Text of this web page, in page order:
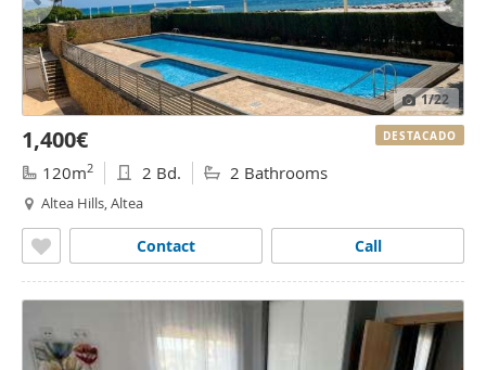
1/22
1,400€
120m2 2 Bd. 2 Bathrooms
Altea Hills, Altea
Call
Contact
DESTACADO